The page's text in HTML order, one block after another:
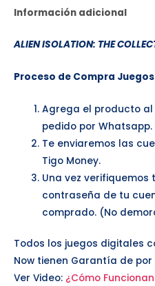
Información adicional
ALIEN ISOLATION: THE
Proceso de Compra
Agrega el producto
pedido por Whatsapp.
Te enviaremos las
Tigo Money.
Una vez
contraseña de tu
comprado. (No
Todos los juegos digitales
Now tienen Garantía de por
Ver Video: ¿Cómo